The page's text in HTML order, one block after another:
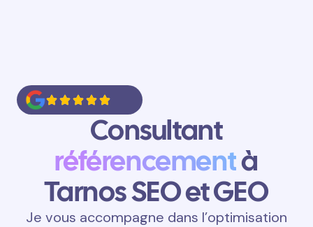
Consultant
référencementà
Tarnos SEO et GEO
Je vous accompagne dans l’optimisation